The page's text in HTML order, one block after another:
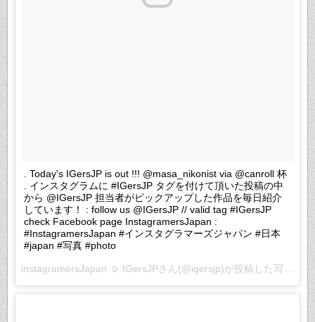
. Today's IGersJP is out !!! @masa_nikonist via @canroll 杯
. インスタグラムに #IGersJP タグを付けて頂いた投稿の中
から @IGersJP 担当者がピックアップした作品を毎日紹介
しています！ : follow us @IGersJP // valid tag #IGersJP
check Facebook page InstagramersJapan :
#InstagramersJapan #インスタグラマーズジャパン #日本
#japan #写真 #photo